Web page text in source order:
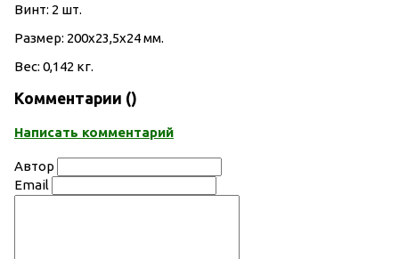
Винт: 2 шт.
Размер: 200х23,5х24 мм.
Вес: 0,142 кг.
Комментарии ()
Написать комментарий
Автор
Email